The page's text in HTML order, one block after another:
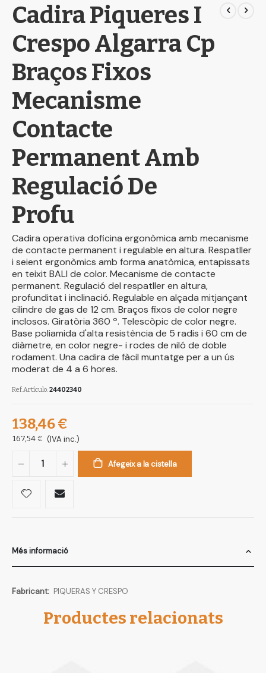
to
the
of
images
gallery
Cadira Piqueres I
Crespo Algarra Cp
Braços Fixos
Mecanisme
Contacte
Permanent Amb
Regulació De
Profu
Cadira operativa doficina ergonòmica amb mecanisme
de contacte permanent i regulable en altura. Respatller
i seient ergonòmics amb forma anatòmica, entapissats
en teixit BALI de color. Mecanisme de contacte
permanent. Regulació del respatller en altura,
profunditat i inclinació. Regulable en alçada mitjançant
cilindre de gas de 12 cm. Braços fixos de color negre
inclosos. Giratòria 360 º. Telescòpic de color negre.
Base poliamida d'alta resistència de 5 radis i 60 cm de
diàmetre, en color negre- i rodes de niló de doble
rodament. Una cadira de fàcil muntatge per a un ús
moderat de 4 a 6 hores.
Ref.Artículo 24402340
138,46 €
167,54 € (IVA inc.)
Afegeix a la cistella
Més informació
Més
PIQUERAS Y CRESPO
Productes relacionats